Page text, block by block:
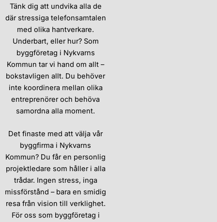
Tänk dig att undvika alla de
där stressiga telefonsamtalen
med olika hantverkare.
Underbart, eller hur? Som
byggföretag i Nykvarns
Kommun tar vi hand om allt –
bokstavligen allt. Du behöver
inte koordinera mellan olika
entreprenörer och behöva
samordna alla moment.
Det finaste med att välja vår
byggfirma i Nykvarns
Kommun? Du får en personlig
projektledare som håller i alla
trådar. Ingen stress, inga
missförstånd – bara en smidig
resa från vision till verklighet.
För oss som byggföretag i